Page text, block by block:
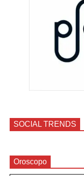
SOCIAL TRENDS
Oroscopo